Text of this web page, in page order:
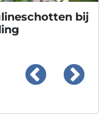
bij